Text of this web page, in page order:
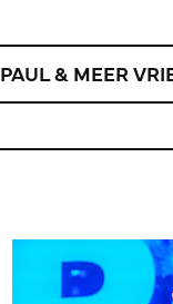
PAUL & MEER